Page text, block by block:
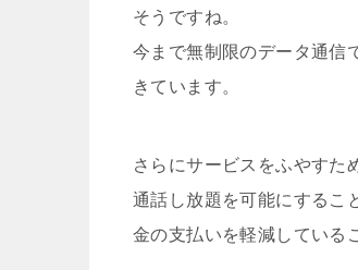
そうですね。
今まで無制限のデータ通信
きています。
さらにサービスをふやすた
通話し放題を可能にするこ
金の支払いを軽減している